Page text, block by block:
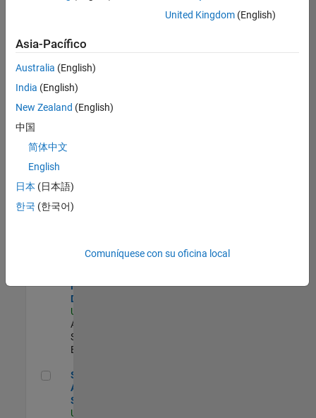
todos
empleos
en su
zona.
Oil & Gas Industry Manager
US-TX-Plano
Marketing |
Senior
Applications
Model Based
Design
US-MA-Natick
Advanced
Support |
Experimentado
Senior Data Analyst - Security Focus
Senior Data
Analyst -
Security Focus
US-MA-Natick
United Kingdom(English)
Asia-Pacífico
Australia (English)
India (English)
New Zealand (English)
中国
简体中文
English
日本 (日本語)
한국 (한국어)
Comuníquese con su oficina local